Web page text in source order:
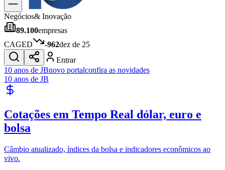
Dia a Dia & Lazer
Gastronomia
Cinema & Shows
JogosNovo
Para Sua Empresa
Publicidade Legal
Política
Esportes
Negócios& Inovação
89.100empresas
CAGED
-962dez de 25
Entrar
10 anos de JBnovo portalconfira as novidades
10 anos de JB
Cotações em Tempo Real dólar, euro e
bolsa
Câmbio atualizado, índices da bolsa e indicadores econômicos ao
vivo.